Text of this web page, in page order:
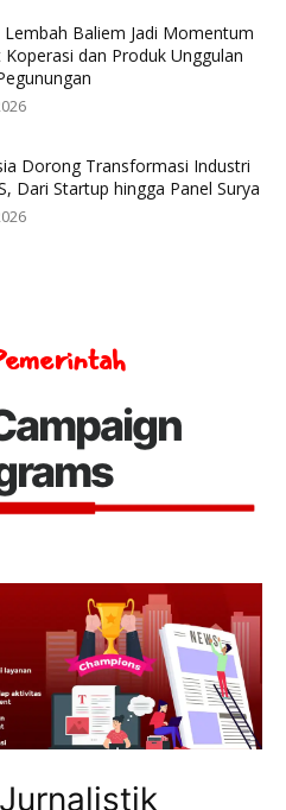
Lembah Baliem Jadi Momentum
Koperasi dan Produk Unggulan
Dorong Transformasi Industri
Dari Startup hingga Panel Surya